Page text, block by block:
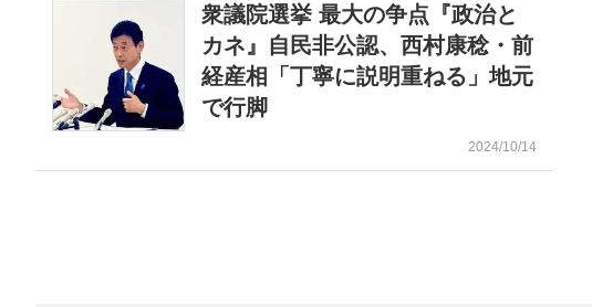
衆議院選挙 最大の争点『政治と
カネ』自民非公認、西村康稔・前
経産相「丁寧に説明重ねる」地元
で行脚
2024/10/14